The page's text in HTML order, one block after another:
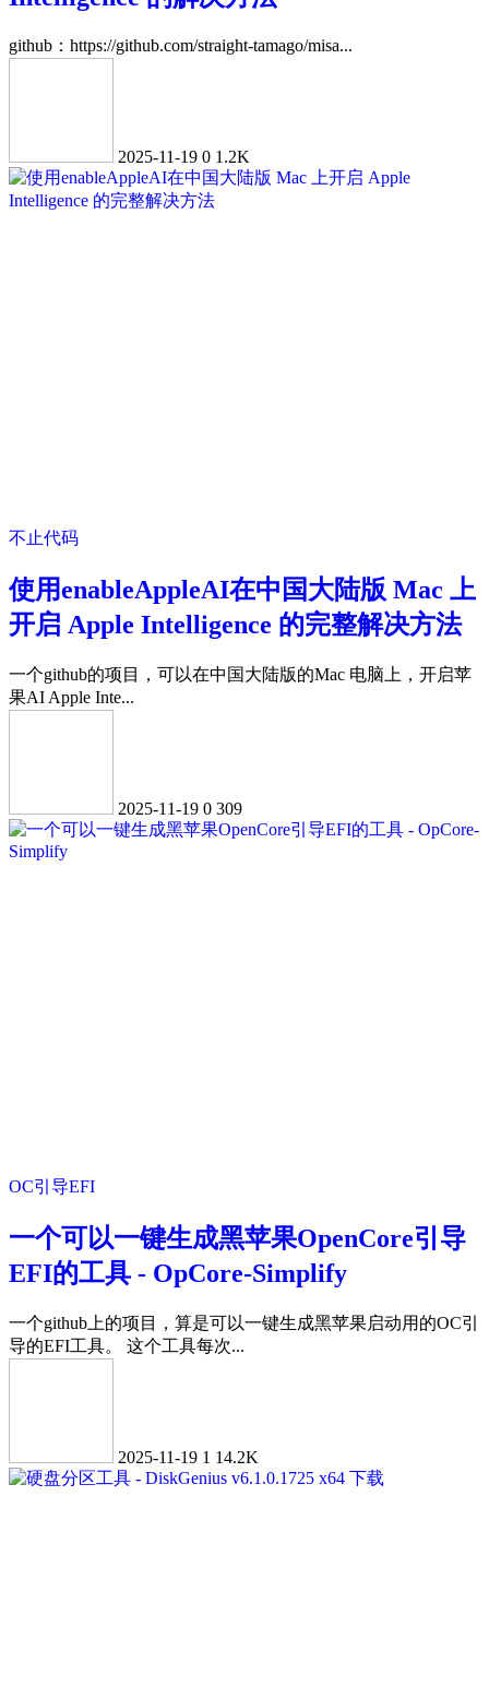
github：https://github.com/straight-tamago/misa...
2025-11-19 0 1.2K
不止代码
使用enableAppleAI在中国大陆版 Mac 上
开启 Apple Intelligence 的完整解决方法
一个github的项目，可以在中国大陆版的Mac 电脑上，开启苹
果AI Apple Inte...
2025-11-19 0 309
OC引导EFI
一个可以一键生成黑苹果OpenCore引导
EFI的工具 - OpCore-Simplify
一个github上的项目，算是可以一键生成黑苹果启动用的OC引
导的EFI工具。 这个工具每次...
2025-11-19 1 14.2K